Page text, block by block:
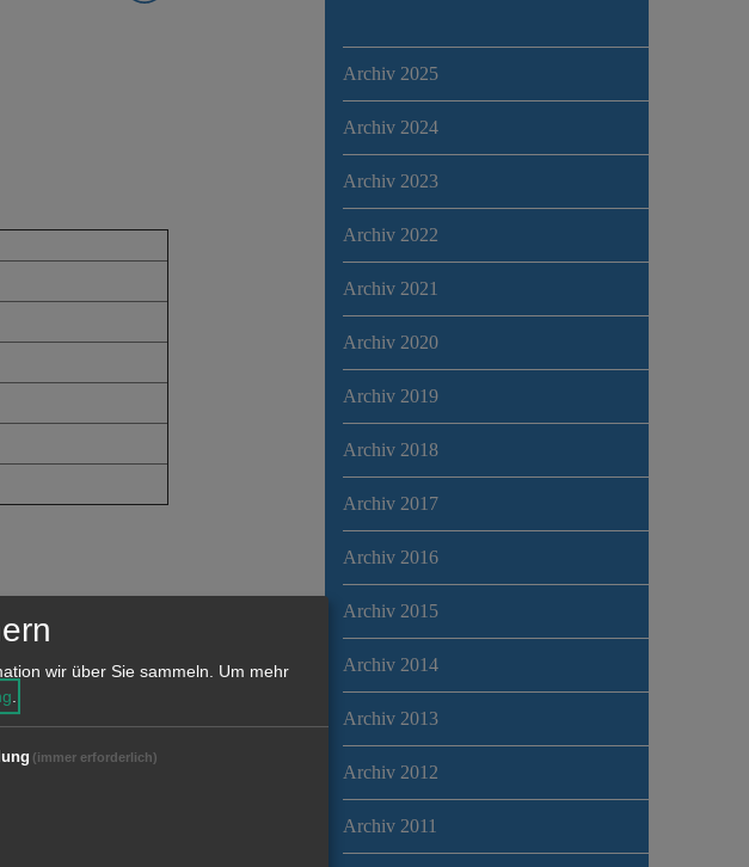
im
öffnen
Archiv 2025
Archiv 2024
Archiv 2023
Archiv 2022
Archiv 2021
Archiv 2020
Archiv 2019
Archiv 2018
Archiv 2017
Archiv 2016
Archiv 2015
Archiv 2014
Archiv 2013
Archiv 2012
Archiv 2011
wir über Sie sammeln. Um mehr
.
(immer erforderlich)